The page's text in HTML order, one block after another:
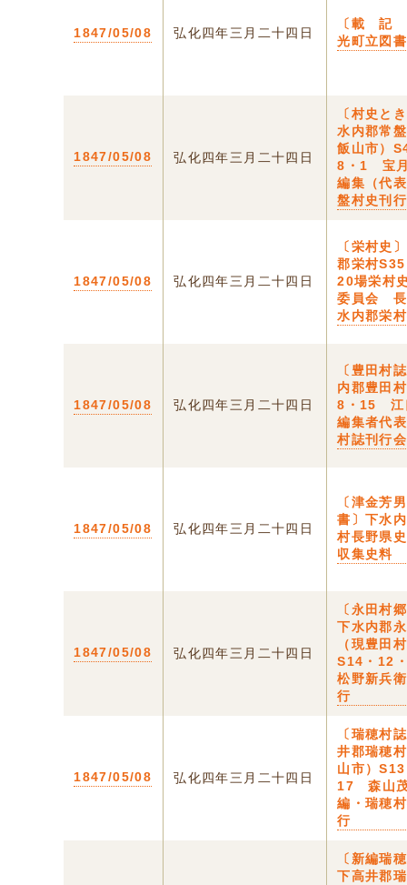
1847/05/08 弘化四年三月二十四日
〔載 記
光町立図
1847/05/08 弘化四年三月二十四日
〔村史と
水内郡常
飯山市）
8・1 宝
編集（代
盤村史刊
1847/05/08 弘化四年三月二十四日
〔栄村史
郡栄村
20場栄村
委員会 長
水内郡栄
1847/05/08 弘化四年三月二十四日
〔豊田村
内郡豊田
8・15 江
編集者代
村誌刊行会
1847/05/08 弘化四年三月二十四日
〔津金芳
書〕下水
村長野県
収集史料
1847/05/08 弘化四年三月二十四日
〔永田村
下水内郡
（現豊田
S14・12
松野新兵
行
1847/05/08 弘化四年三月二十四日
〔瑞穂村
井郡瑞穂
山市）
17 森山
編・瑞穂
行
〔新編瑞
下高井郡